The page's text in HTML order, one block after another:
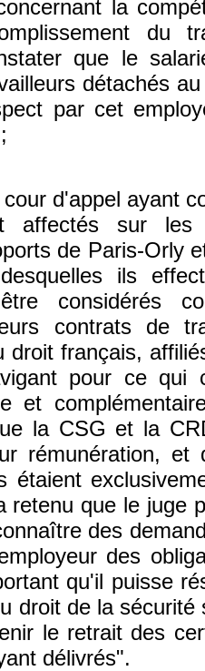
la
du
que le
détachés
par cet
d'appel ayant
affectés sur
de Paris-Orly
ils
considérés
contrats de
droit français,
pour ce qui
et
la CSG et la
rémunération,
étaient
retenu que le juge
des
des
qu'il puisse
droit de la sécurité
le retrait des
délivrés".